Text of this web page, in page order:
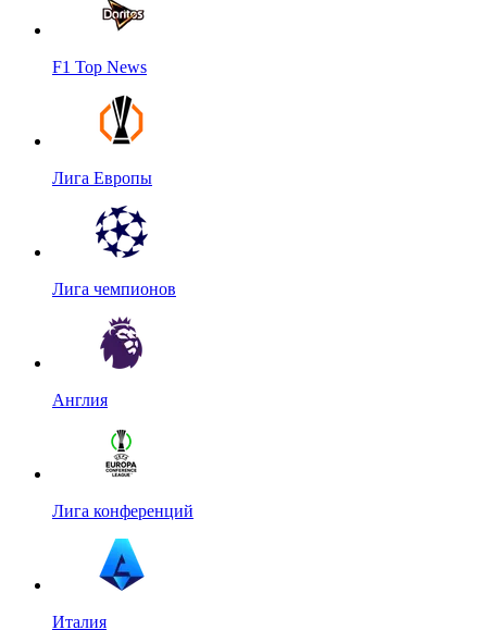
F1 Top News
Лига Европы
Лига чемпионов
Англия
Лига конференций
Италия